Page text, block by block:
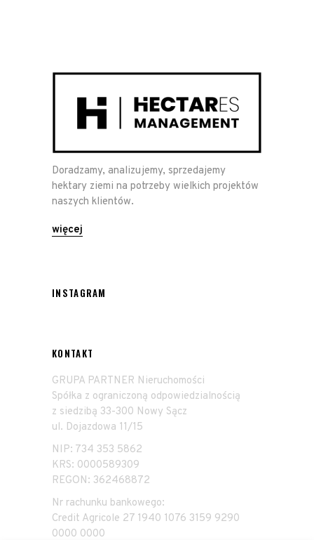
Doradzamy, analizujemy, sprzedajemy
hektary ziemi na potrzeby wielkich projektów
naszych klientów.
więcej
INSTAGRAM
KONTAKT
GRUPA PARTNER Nieruchomości
Spółka z ograniczoną odpowiedzialnością
z siedzibą 33-300 Nowy Sącz
ul. Dojazdowa 11/15
NIP: 734 353 5862
KRS: 0000589309
REGON: 362468872
Nr rachunku bankowego:
Credit Agricole 27 1940 1076 3159 9290
0000 0000